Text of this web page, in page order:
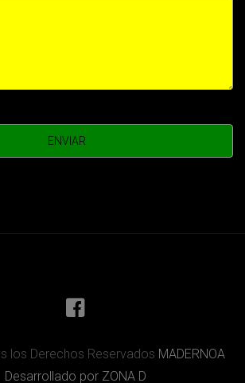
los Derechos Reservados MADERNOA
Desarrollado por ZONA D